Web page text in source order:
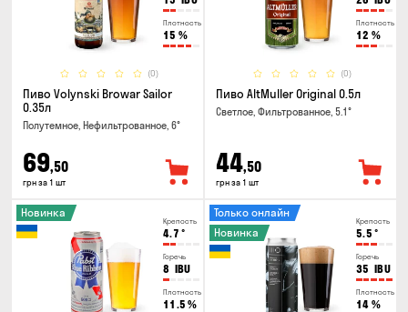
Плотность
15 %
(0)
Пиво Volynski Browar Sailor
0.35л
Полутемное, Нефильтрованное, 6°
69,50
грн за 1 шт
Плотность
12 %
(0)
Пиво AltMuller Original 0.5л
Светлое, Фильтрованное, 5.1°
44,50
грн за 1 шт
Крепость
4.7 °
Горечь
8 IBU
Плотность
11.5 %
Новинка
Крепость
5.5 °
Горечь
35 IBU
Плотность
14 %
Только онлайн
Новинка